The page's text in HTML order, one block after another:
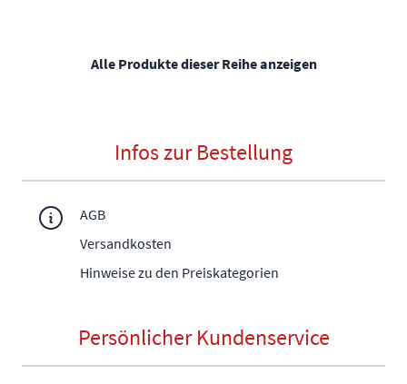
Alle Produkte dieser Reihe anzeigen
Infos zur Bestellung
AGB
Versandkosten
Hinweise zu den Preiskategorien
Persönlicher Kundenservice